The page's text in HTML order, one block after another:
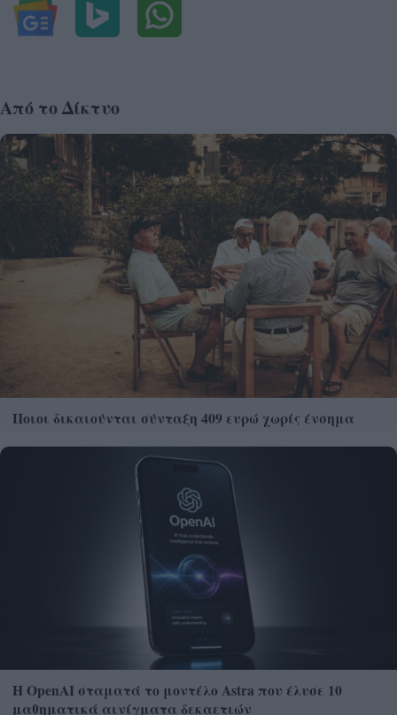
Από το Δίκτυο
Ποιοι δικαιούνται σύνταξη 409 ευρώ χωρίς ένσημα
Η OpenAI σταματά το μοντέλο Astra που έλυσε 10
μαθηματικά αινίγματα δεκαετιών